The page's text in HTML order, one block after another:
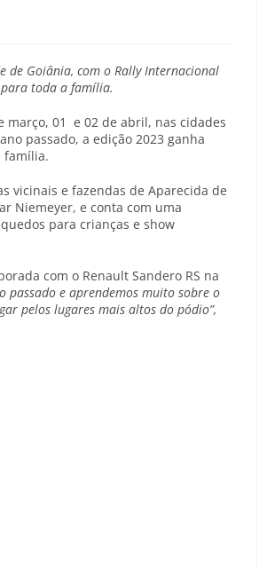
de Goiânia, com o Rally Internacional
para toda a família.
março, 01 e 02 de abril, nas cidades
passado, a edição 2023 ganha
família.
vicinais e fazendas de Aparecida de
Niemeyer, e conta com uma
para crianças e show
com o Renault Sandero RS na
passado e aprendemos muito sobre o
pelos lugares mais altos do pódio”,